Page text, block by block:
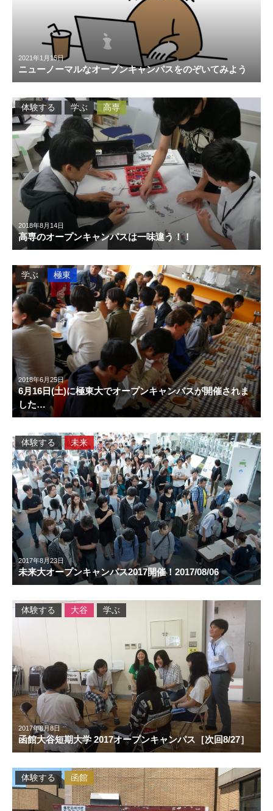
2021年1月15日
ニューノーマルなオープンキャンパスをのぞいてみよう
2018年8月14日
高専のオープンキャンパスは一味違う！！
体験する 学ぶ 高専
2018年6月25日
6月16日(土)に極東大でオープンキャンパスが開催されま
した…
学ぶ 極東
2017年8月23日
未来大オープンキャンパス2017開催！2017/08/06
体験する 未来
2017年8月8日
函館大谷短期大学 2017オープンキャンパス［次回8/27］
体験する 大谷 学ぶ
体験する 函館